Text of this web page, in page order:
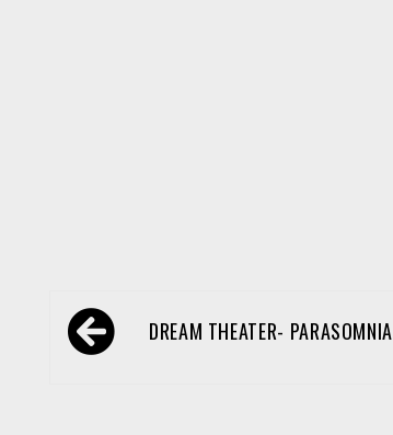
Navegación
de DREAM THEATER- PARASOMNIA